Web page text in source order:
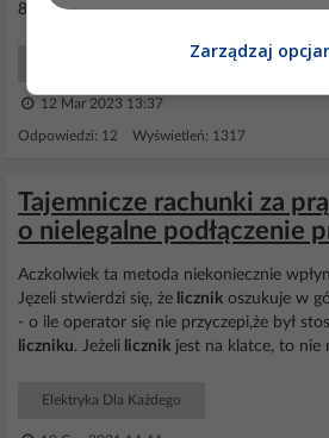
80*C
12 Mar 2023 13:37
Odpowiedzi: 12 Wyświetleń: 1317
Tajemnicze rachunki za
o nielegalne podłączenie
Aczkolwiek ta metoda niekoniecznie
Jęzeli stwierdzi się, że licznik oszukuje w
- o ile operator się nie przyczepi,że był
liczniku. Jeżeli licznik jest na klatce, to nie
Elektryka Dla Każdego
Zarządzaj